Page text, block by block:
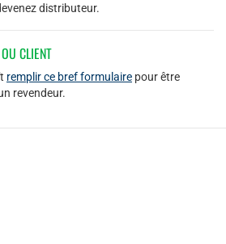
distributeur.
CLIENT
remplir ce bref formulaire pour être
revendeur.